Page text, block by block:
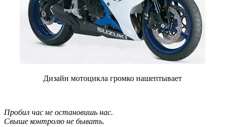
Дизайн мотоцикла громко нашептывает
Пробил час не остановишь нас.
Свыше контролю не бывать.